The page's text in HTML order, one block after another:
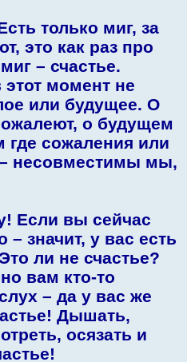
только миг, за
это как раз про
– счастье.
момент не
или будущее. О
о будущем
где сожаления или
несовместимы мы,
Если вы сейчас
значит, у вас есть
ли не счастье?
вам кто-то
– да у вас же
Дышать,
осязать и